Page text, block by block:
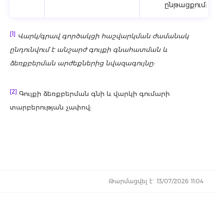
ընթացքում:
[1] Վարկ/գրավ գործակցի հաշվարկման ժամանակ
ընդունվում է անշարժ գույքի գնահատման և
ձեռքբերման արժեքներից նվազագույնը:
[2] Գույքի ձեռքբերման գնի և վարկի գումարի
տարբերության չափով:
Թարմացվել է` 13/07/2026 11:04